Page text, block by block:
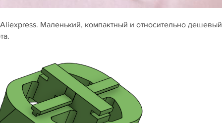
Aliexpress. Маленький, компактный и относительно